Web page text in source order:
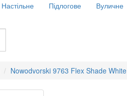
Настільне Підлогове Вуличне
Nowodvorski 9763 Flex Shade White